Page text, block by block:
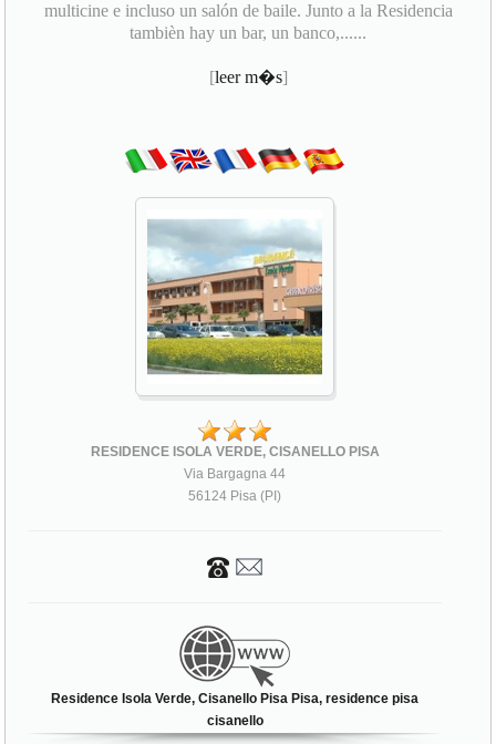
multicine e incluso un salón de baile. Junto a la Residencia
tambièn hay un bar, un banco,......
[leer m�s]
RESIDENCE ISOLA VERDE, CISANELLO PISA
Via Bargagna 44
56124 Pisa (PI)
Residence Isola Verde, Cisanello Pisa Pisa, residence pisa
cisanello